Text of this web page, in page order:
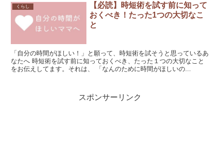
くらし
【必読】時短術を試す前に知って
おくべき！たった1つの大切なこ
と
「自分の時間がほしい！」と願って、時短術を試そうと思っているあ
なたへ 時短術を試す前に知っておくべき、たった１つの大切なこと
をお伝えしてます。それは、 「なんのために時間がほしいの...
スポンサーリンク